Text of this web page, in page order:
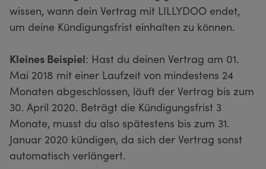
wissen, wann dein Vertrag mit LILLYDOO endet,
um deine Kündigungsfrist einhalten zu können.
Kleines Beispiel: Hast du deinen Vertrag am 01.
Mai 2018 mit einer Laufzeit von mindestens 24
Monaten abgeschlossen, läuft der Vertrag bis zum
30. April 2020. Beträgt die Kündigungsfrist 3
Monate, musst du also spätestens bis zum 31.
Januar 2020 kündigen, da sich der Vertrag sonst
automatisch verlängert.